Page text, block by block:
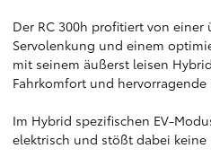
Der RC 300h profitiert von
Servolenkung und einem
mit seinem äußerst leisen
Fahrkomfort und
Im Hybrid spezifischen EV-
elektrisch und stößt dabei keine